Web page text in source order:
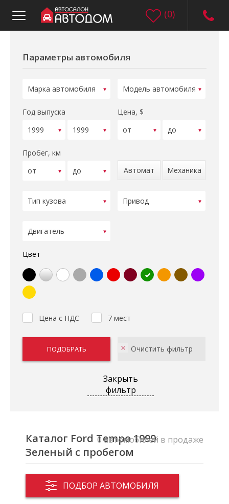
(0)
Параметры автомобиля
Год выпуска Цена, $
Пробег, км
Автомат
Механика
Цвет
Цена с НДС 7 мест
Закрыть
фильтр
Каталог Ford Tempo 1999
Зеленый с пробегом
ПОДБОР АВТОМОБИЛЯ
0 автомобилей в продаже